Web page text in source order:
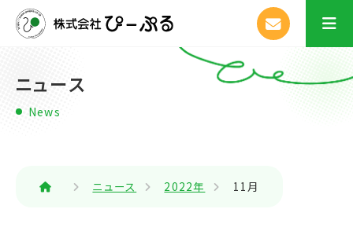
ニュース
News
ニュース 2022年 11月